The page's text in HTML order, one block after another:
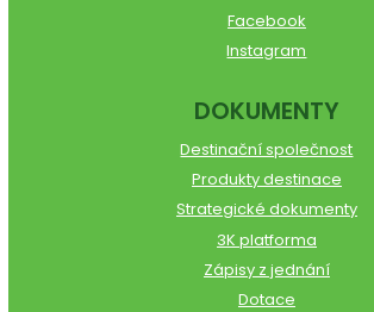
Facebook
Instagram
DOKUMENTY
Destinační společnost
Produkty destinace
Strategické dokumenty
3K platforma
Zápisy z jednání
Dotace